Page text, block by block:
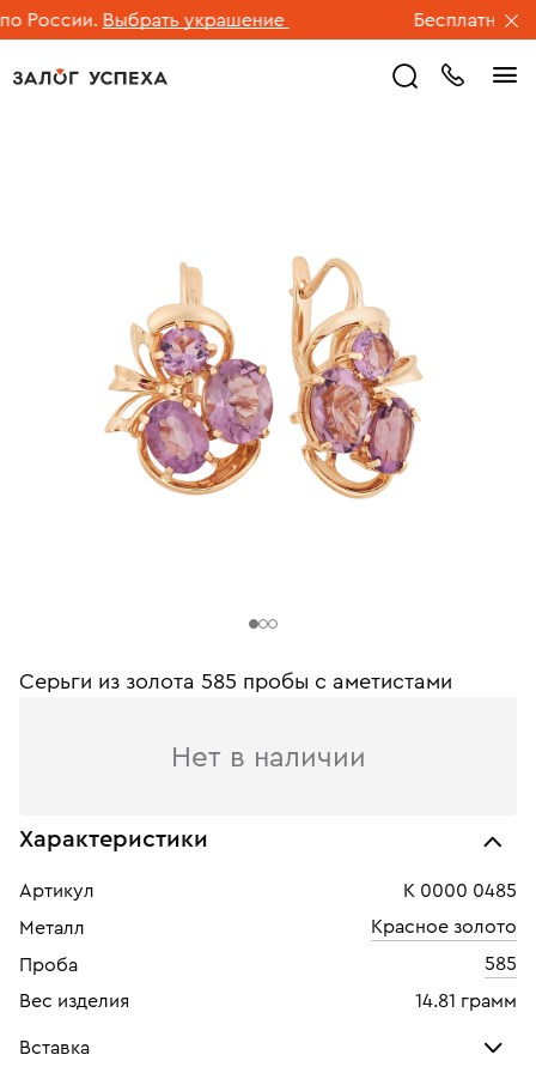
России. Выбрать украшение Бесплатная
Серьги из золота 585 пробы c аметистами
Нет в наличии
Характеристики
Артикул
К 0000 0485
Металл
Красное золото
Проба
585
Вес изделия
14.81 грамм
Вставка